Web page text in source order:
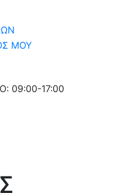
ΜΟΥ
09:00-17:00